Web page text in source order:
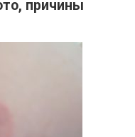
причины